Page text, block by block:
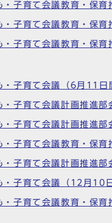
子育て会議教育・保育
子育て会議教育・保育
子育て会議教育・保育
子育て会議（6月11日
子育て会議計画推進部
子育て会議計画推進部
子育て会議教育・保育
子育て会議計画推進部
子育て会議（12月10日
子育て会議教育・保育